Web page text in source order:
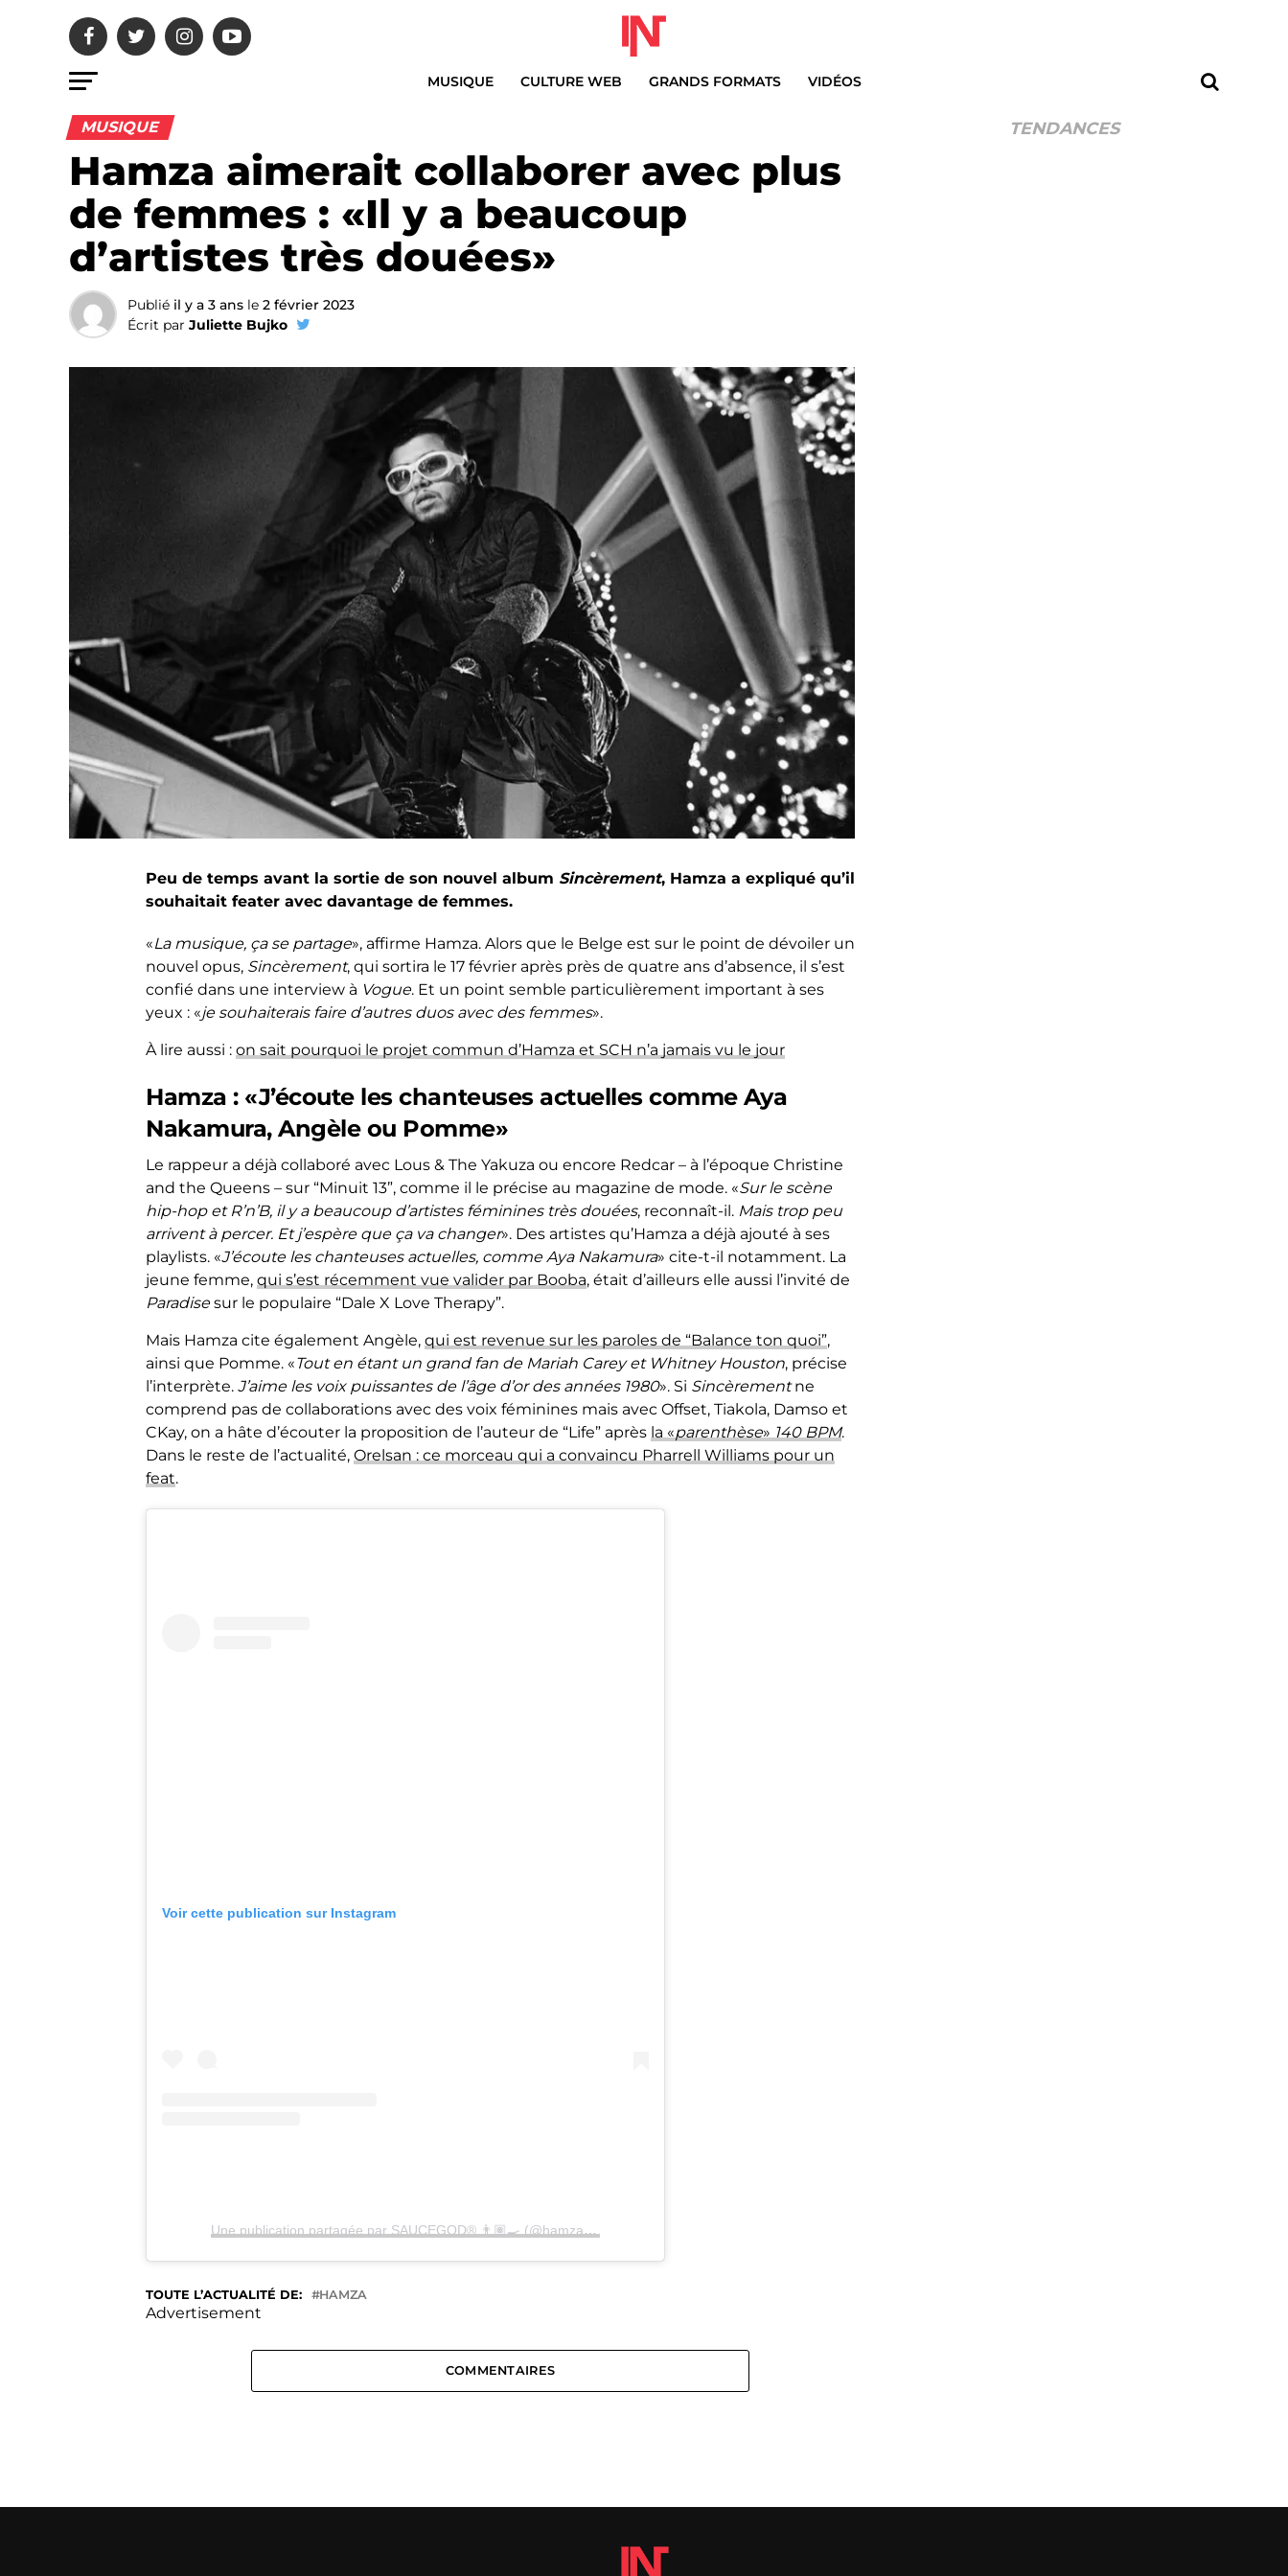
MUSIQUE CULTURE WEB GRANDS FORMATS VIDÉOS
MUSIQUE
Hamza aimerait collaborer avec plus
de femmes : «Il y a beaucoup
d’artistes très douées»
Publié il y a 3 ans le 2 février 2023
Écrit par Juliette Bujko
Peu de temps avant la sortie de son nouvel album Sincèrement, Hamza a expliqué qu’il
souhaitait feater avec davantage de femmes.
«La musique, ça se partage», affirme Hamza. Alors que le Belge est sur le point de dévoiler un
nouvel opus, Sincèrement, qui sortira le 17 février après près de quatre ans d’absence, il s’est
confié dans une interview à Vogue. Et un point semble particulièrement important à ses
yeux : «je souhaiterais faire d’autres duos avec des femmes».
À lire aussi : on sait pourquoi le projet commun d’Hamza et SCH n’a jamais vu le jour
Hamza : «J’écoute les chanteuses actuelles comme Aya
Nakamura, Angèle ou Pomme»
Le rappeur a déjà collaboré avec Lous & The Yakuza ou encore Redcar – à l’époque Christine
and the Queens – sur “Minuit 13”, comme il le précise au magazine de mode. «Sur le scène
hip-hop et R’n’B, il y a beaucoup d’artistes féminines très douées, reconnaît-il. Mais trop peu
arrivent à percer. Et j’espère que ça va changer». Des artistes qu’Hamza a déjà ajouté à ses
playlists. «J’écoute les chanteuses actuelles, comme Aya Nakamura» cite-t-il notamment. La
jeune femme, qui s’est récemment vue valider par Booba, était d’ailleurs elle aussi l’invité de
Paradisesur le populaire “Dale X Love Therapy”.
Mais Hamza cite également Angèle, qui est revenue sur les paroles de “Balance ton quoi”,
ainsi que Pomme. «Tout en étant un grand fan de Mariah Carey et Whitney Houston, précise
l’interprète. J’aime les voix puissantes de l’âge d’or des années 1980». Si Sincèrementne
comprend pas de collaborations avec des voix féminines mais avec Offset, Tiakola, Damso et
CKay, on a hâte d’écouter la proposition de l’auteur de “Life” après la «parenthèse» 140 BPM.
Dans le reste de l’actualité, Orelsan : ce morceau qui a convaincu Pharrell Williams pour un
feat.
Voir cette publication sur Instagram
Une publication partagée par SAUCEGOD® 👨🏽‍🍳 (@hamzasaucegod)
TOUTE L’ACTUALITÉ DE: HAMZA
Advertisement
COMMENTAIRES
TENDANCES